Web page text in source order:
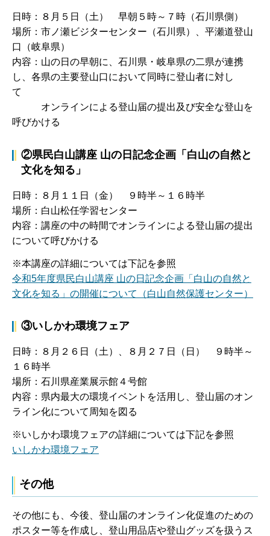
日時：８月５日（土） 早朝５時～７時（石川県側）
場所：市ノ瀬ビジターセンター（石川県）、平瀬道登山
口（岐阜県）
内容：山の日の早朝に、石川県・岐阜県の二県が連携
し、各県の主要登山口において同時に登山者に対し
て
オンラインによる登山届の提出及び安全な登山を
呼びかける
②県民白山講座 山の日記念企画「白山の自然と
文化を知る」
日時：８月１１日（金） ９時半～１６時半
場所：白山松任学習センター
内容：講座の中の時間でオンラインによる登山届の提出
について呼びかける
※本講座の詳細については下記を参照
令和5年度県民白山講座 山の日記念企画「白山の自然と
文化を知る」の開催について（白山自然保護センター）
③いしかわ環境フェア
日時：８月２６日（土）、８月２７日（日） ９時半～
１６時半
場所：石川県産業展示館４号館
内容：県内最大の環境イベントを活用し、登山届のオン
ライン化について周知を図る
※いしかわ環境フェアの詳細については下記を参照
いしかわ環境フェア
その他
その他にも、今後、登山届のオンライン化促進のための
ポスター等を作成し、登山用品店や登山グッズを扱うス